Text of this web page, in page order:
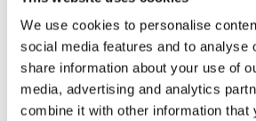
We use cookies to personalise
social media features and to analyse
share information about your use of
media, advertising and analytics
combine it with other information that